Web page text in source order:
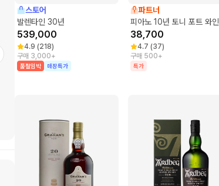
스토어
발렌타인 30년
539,000
4.9 (218)
구매 3,000+
품절임박 매장특가
파트너
피아노 10년 토니 포트 와인
38,700
4.7 (37)
구매 500+
특가